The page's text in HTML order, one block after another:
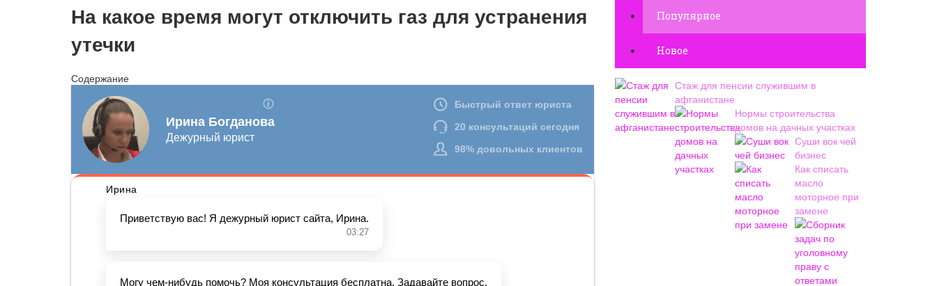
На какое время могут отключить газ для устранения
утечки
Содержание
Популярное
Новое
Стаж для пенсии служившим в
афганистане
Нормы строительства
домов на дачных участках
Суши вок чей
бизнес
Как списать
масло
моторное при
замене